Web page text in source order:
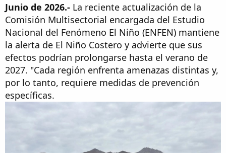
Junio de 2026.- La reciente actualización de la
Comisión Multisectorial encargada del Estudio
Nacional del Fenómeno El Niño (ENFEN) mantiene
la alerta de El Niño Costero y advierte que sus
efectos podrían prolongarse hasta el verano de
2027. "Cada región enfrenta amenazas distintas y,
por lo tanto, requiere medidas de prevención
específicas.